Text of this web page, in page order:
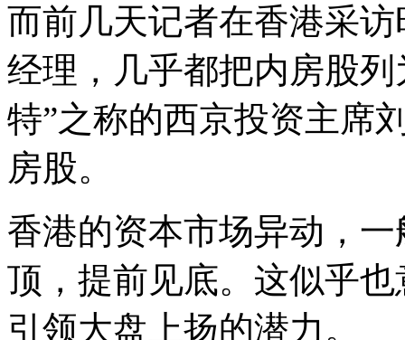
而前几天记者在香港采
经理，几乎都把内房股
特”之称的西京投资主席
房股。
香港的资本市场异动，
顶，提前见底。这似乎
引领大盘上扬的潜力。